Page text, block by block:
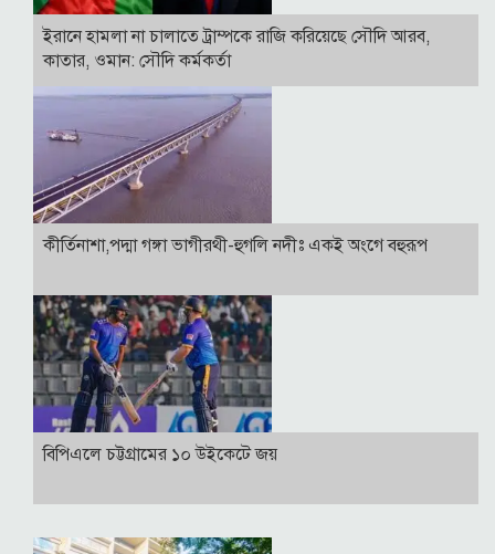
ইরানে হামলা না চালাতে ট্রাম্পকে রাজি করিয়েছে সৌদি আরব,
কাতার, ওমান: সৌদি কর্মকর্তা
কীর্তিনাশা,পদ্মা গঙ্গা ভাগীরথী-হুগলি নদীঃ একই অংগে বহুরূপ
বিপিএলে চট্টগ্রামের ১০ উইকেটে জয়